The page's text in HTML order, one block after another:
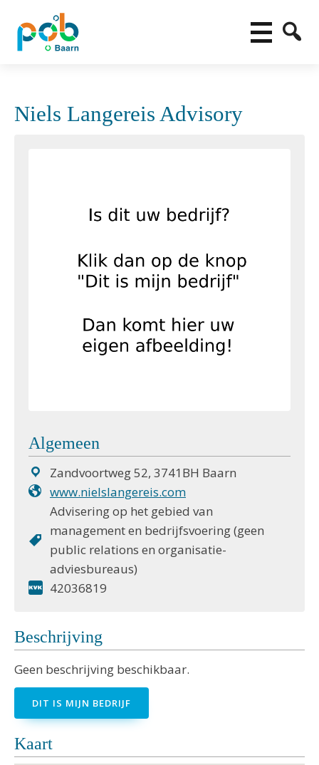
Niels Langereis Advisory
Algemeen
Zandvoortweg 52, 3741BH Baarn
www.nielslangereis.com
Advisering op het gebied van
management en bedrijfsvoering (geen
public relations en organisatie-
adviesbureaus)
42036819
Beschrijving
Geen beschrijving beschikbaar.
DIT IS MIJN BEDRIJF
Kaart